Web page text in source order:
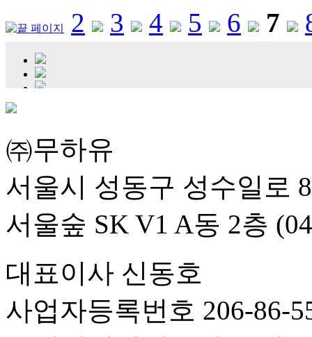
2 3 4 5 6 7
㈜무하유
서울시 성동구 성수일로
서울숲 SK V1 A동 2층
대표이사 신동호
사업자등록번호 206-86-